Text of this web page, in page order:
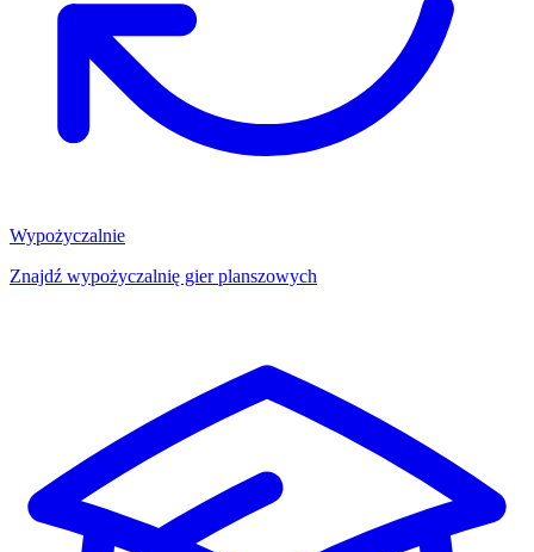
Wypożyczalnie
Znajdź wypożyczalnię gier planszowych